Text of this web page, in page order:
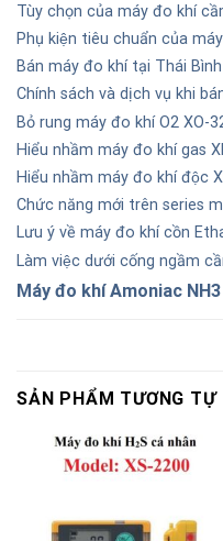
Tùy chọn của máy đo khí
Phụ kiện tiêu chuẩn của
Bán máy đo khí tại Thái Bình
Chính sách và dịch vụ khi
Bỏ rung máy đo khí O2 XO-
Hiểu nhầm máy đo khí gas
Hiểu nhầm máy đo khí độc
Chức năng mới trên series
Lưu ý về máy đo khí cồn
Làm việc dưới cống ngầm
Máy đo khí Amoniac
SẢN PHẨM TƯƠNG TỰ